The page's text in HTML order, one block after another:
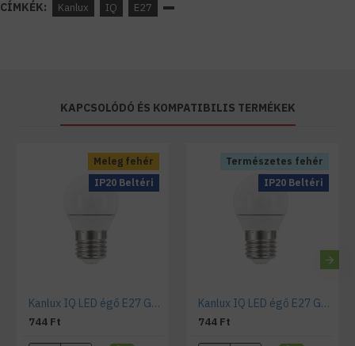
CÍMKÉK: Kanlux IQ E27
KAPCSOLÓDÓ ÉS KOMPATIBILIS TERMÉKEK
Meleg fehér
IP20 Beltéri
Kanlux IQ LED égő E27 G45 kisgömb 5,5W meleg fehér
744 Ft
Természetes fehér
IP20 Beltéri
Kanlux IQ LED égő E27 G45 kisgömb 5,5W természetes fehér
744 Ft